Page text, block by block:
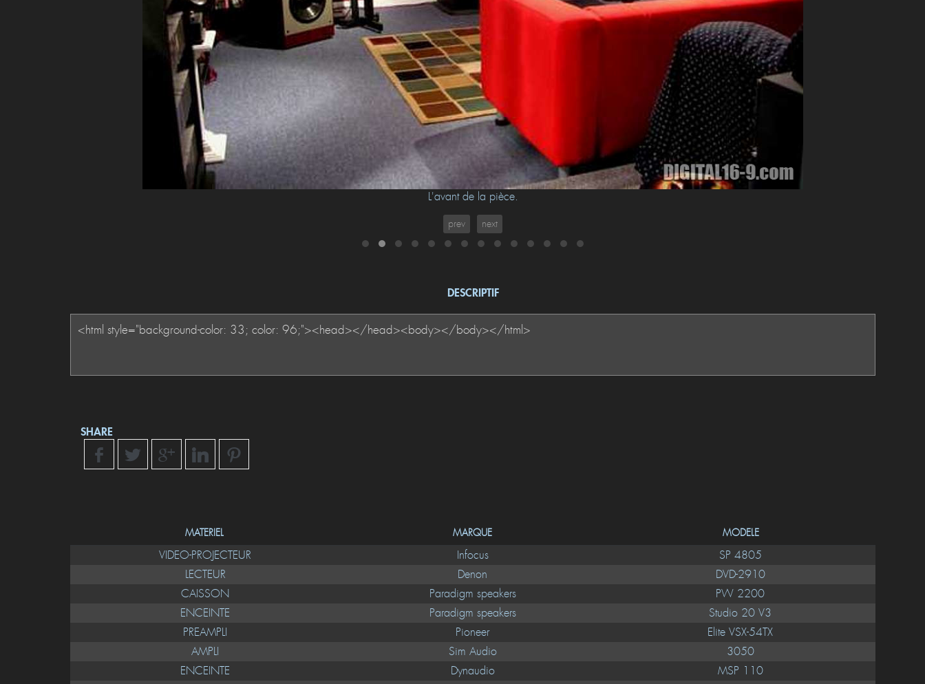
L'avant de la pièce.
prev next
DESCRIPTIF
SHARE
MATERIEL MARQUE MODELE
VIDEO-PROJECTEUR Infocus
SP 4805
LECTEUR
Denon
DVD-2910
CAISSON
Paradigm speakers
PW 2200
ENCEINTE
Paradigm speakers
Studio 20 V3
PREAMPLI
Pioneer
Elite VSX-54TX
AMPLI
Sim Audio
3050
ENCEINTE
Dynaudio
MSP 110